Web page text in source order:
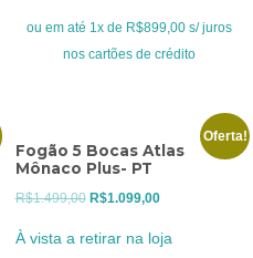
era:
R$1.099,00.
é:
R$899,00.
ou em até 1x de R$899,00 s/ juros
nos cartões de crédito
Oferta!
Fogão 5 Bocas Atlas
Mônaco Plus- PT
R$1.499,00 O
R$1.099,00O
atual
À vista a retirar na loja